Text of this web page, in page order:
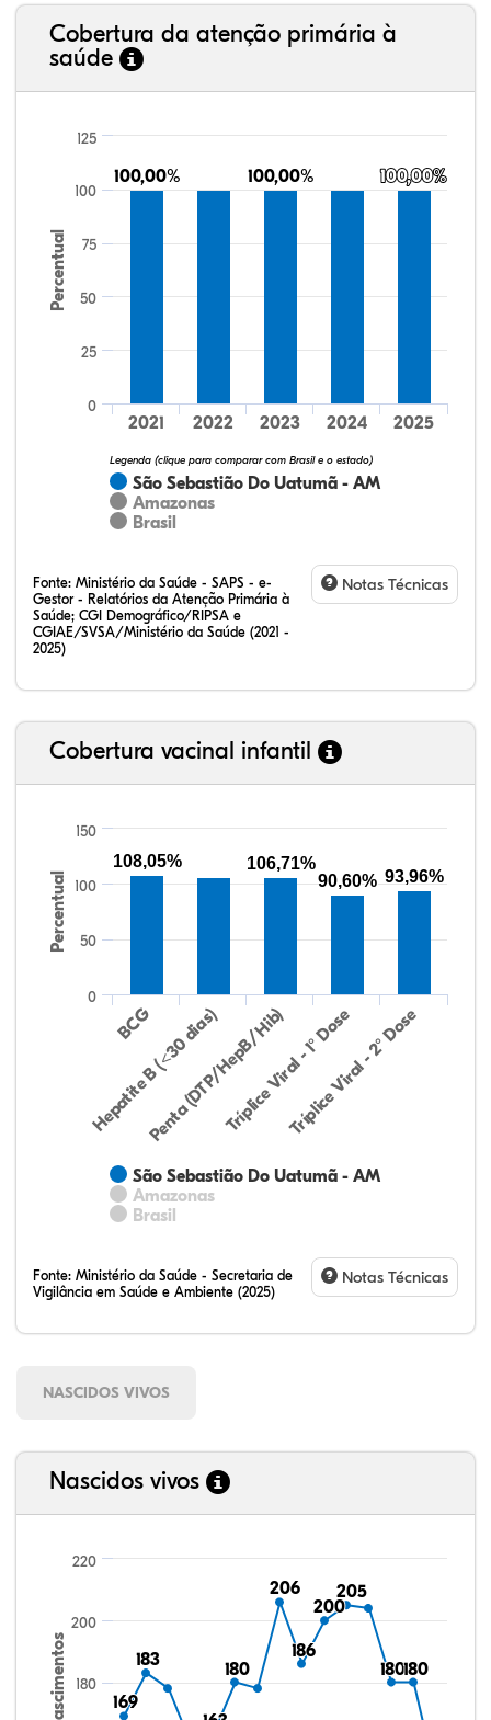
Cobertura da atenção primária à
saúde
Percentual
100,00%
100,00% 100,00%
100,00% 100,00%
100,00%
São Sebastião Do Uatumã - AM
Amazonas
Brasil
Legenda (clique para comparar com Brasil e o estado)
2021 2022 2023 2024 2025
0
25
50
75
100
125
Fonte: Ministério da Saúde - SAPS - e-
Gestor - Relatórios da Atenção Primária à
Saúde; CGI Demográfico/RIPSA e
CGIAE/SVSA/Ministério da Saúde (2021 -
2025)
Notas Técnicas
Cobertura vacinal infantil
Percentual
São Sebastião Do Uatumã - AM
Amazonas
Brasil
BCG
Hepatite B (<30 dias)
Penta (DTP/HepB/Hib)Tríplice Viral - 1° Dose
Tríplice Viral - 2° Dose
0
50
100
150
108,05%
106,71%
90,60% 93,96%
Fonte: Ministério da Saúde - Secretaria de
Vigilância em Saúde e Ambiente (2025)
Notas Técnicas
NASCIDOS VIVOS
Nascidos vivos
Nascimentos 169
169
183
183 180
180
206
206
186
186
200
200
205
205
180
180180
180
180
200
220
2,44%
2,44%
0,00%
68,29%
26,83%
0,00%
32,28%
12,07%
0,23%
51,73%
2,94%
0,75%